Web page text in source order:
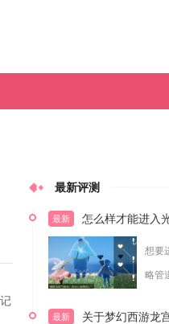
最新评测
最新 怎么样才能进入
想要
略管
最新